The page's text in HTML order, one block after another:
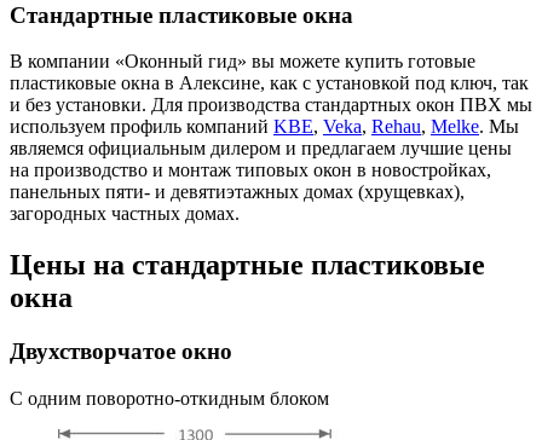
Стандартные пластиковые окна
В компании «Оконный гид» вы можете купить готовые
пластиковые окна в Алексине, как с установкой под ключ, так
и без установки. Для производства стандартных окон ПВХ мы
используем профиль компаний KBE, Veka, Rehau, Melke. Мы
являемся официальным дилером и предлагаем лучшие цены
на производство и монтаж типовых окон в новостройках,
панельных пяти- и девятиэтажных домах (хрущевках),
загородных частных домах.
Цены на стандартные пластиковые
окна
Двухстворчатое окно
С одним поворотно-откидным блоком